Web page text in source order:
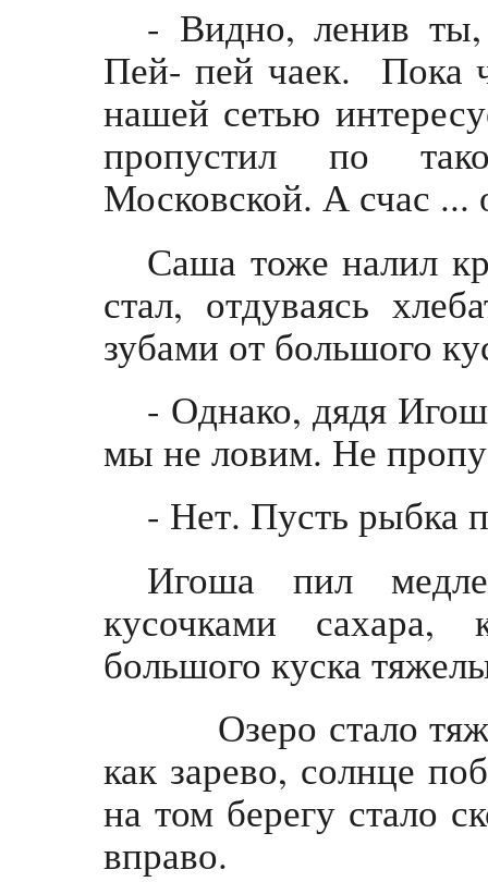
- Видно, ленив
Пей- пей чаек. Пока
нашей сетью
пропустил по
Московской. А счас ...
Саша тоже налил
стал, отдуваясь
зубами от большого
- Однако, дядя
мы не ловим. Не
- Нет. Пусть рыбка
Игоша пил
кусочками
большого куска
Озеро стало
как зарево, солнце
на том берегу стало
вправо.